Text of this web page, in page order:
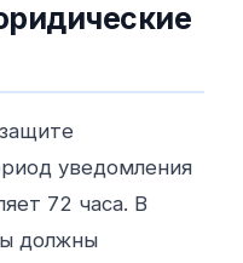
уведомления
72 часа. В
должны